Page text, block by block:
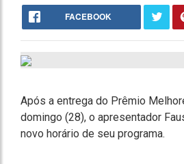
FACEBOOK
Após a entrega do Prêmio
domingo (28), o apresentador
novo horário de seu programa.